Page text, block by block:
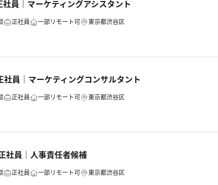
社員｜マーケティングアシスタント
正社員 一部リモート可 東京都渋谷区
社員｜マーケティングコンサルタント
正社員 一部リモート可 東京都渋谷区
社員｜人事責任者候補
正社員 一部リモート可 東京都渋谷区